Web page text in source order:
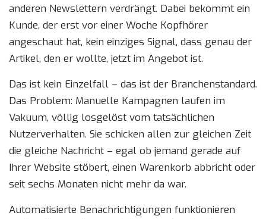
anderen Newslettern verdrängt. Dabei bekommt ein
Kunde, der erst vor einer Woche Kopfhörer
angeschaut hat, kein einziges Signal, dass genau der
Artikel, den er wollte, jetzt im Angebot ist.
Das ist kein Einzelfall – das ist der Branchenstandard.
Das Problem: Manuelle Kampagnen laufen im
Vakuum, völlig losgelöst vom tatsächlichen
Nutzerverhalten. Sie schicken allen zur gleichen Zeit
die gleiche Nachricht – egal ob jemand gerade auf
Ihrer Website stöbert, einen Warenkorb abbricht oder
seit sechs Monaten nicht mehr da war.
Automatisierte Benachrichtigungen funktionieren